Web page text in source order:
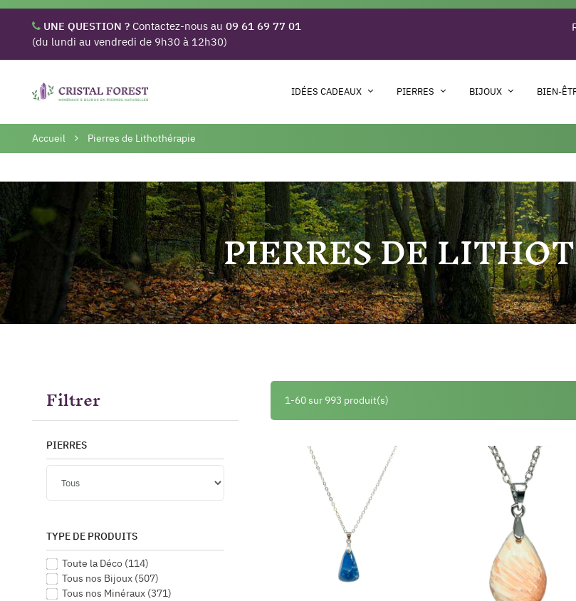
UNE QUESTION ? Contactez-nous au 09 61 69 77 01
(du lundi au vendredi de 9h30 à 12h30)
IDÉES CADEAUX PIERRES BIJOUX BIEN-
Accueil Pierres de Lithothérapie
PIERRES DE
Filtrer
PIERRES
TYPE DE PRODUITS
Toute la Déco (114)
Tous nos Bijoux (507)
Tous nos Minéraux (371)
1-60 sur 993 produit(s)